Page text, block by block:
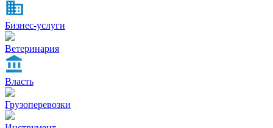
Бизнес-услуги
Ветеринария
Власть
Грузоперевозки